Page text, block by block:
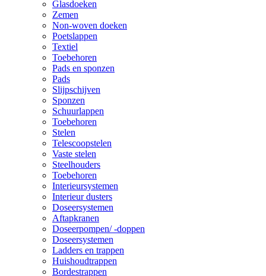
Glasdoeken
Zemen
Non-woven doeken
Poetslappen
Textiel
Toebehoren
Pads en sponzen
Pads
Slijpschijven
Sponzen
Schuurlappen
Toebehoren
Stelen
Telescoopstelen
Vaste stelen
Steelhouders
Toebehoren
Interieursystemen
Interieur dusters
Doseersystemen
Aftapkranen
Doseerpompen/ -doppen
Doseersystemen
Ladders en trappen
Huishoudtrappen
Bordestrappen